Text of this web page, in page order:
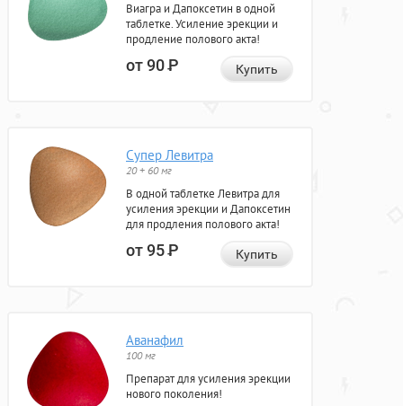
Виагра и Дапоксетин в одной
таблетке. Усиление эрекции и
продление полового акта!
от 90Р Купить
Супер Левитра
20 + 60 мг
В одной таблетке Левитра для
усиления эрекции и Дапоксетин
для продления полового акта!
от 95Р Купить
Аванафил
100 мг
Препарат для усиления эрекции
нового поколения!